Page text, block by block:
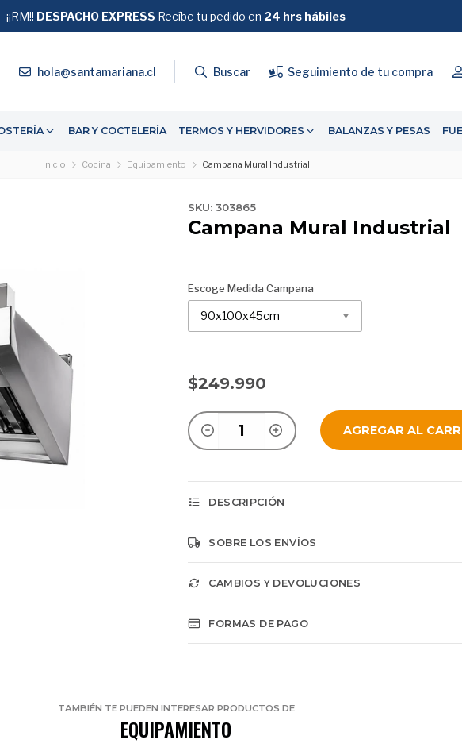
hola@santamariana.cl Buscar Seguimiento de tu compra
BAR Y COCTELERÍA TERMOS Y HERVIDORES BALANZAS Y PESAS
GRATIS SOBRE $39.990
¡¡RM!! DESPACHO EXPRESS Recíbe tu pedido en 24 hrs hábiles
Inicio Cocina Equipamiento Campana Mural Industrial
SKU: 303865
Campana Mural Industrial
Escoge Medida Campana
$249.990
AGREGAR AL
DESCRIPCIÓN
SOBRE LOS ENVÍOS
CAMBIOS Y DEVOLUCIONES
FORMAS DE PAGO
TAMBIÉN TE PUEDEN INTERESAR PRODUCTOS DE
EQUIPAMIENTO